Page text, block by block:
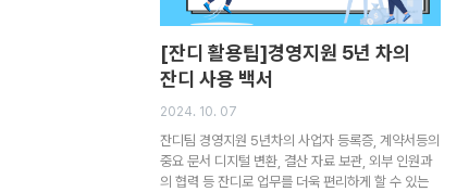
[잔디 활용팁]경영지원 5년 차의
잔디 사용 백서
2024. 10. 07
잔디팀 경영지원 5년차의 사업자 등록증, 계약서등의
중요 문서 디지털 변환, 결산 자료 보관, 외부 인원과
의 협력 등 잔디로 업무를 더욱 편리하게 할 수 있는